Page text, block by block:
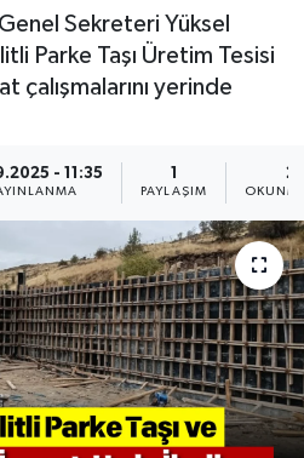
Sekreteri Yüksel
Parke Taşı Üretim Tesisi
çalışmalarını yerinde
- 11:35
PAYLAŞIM
2